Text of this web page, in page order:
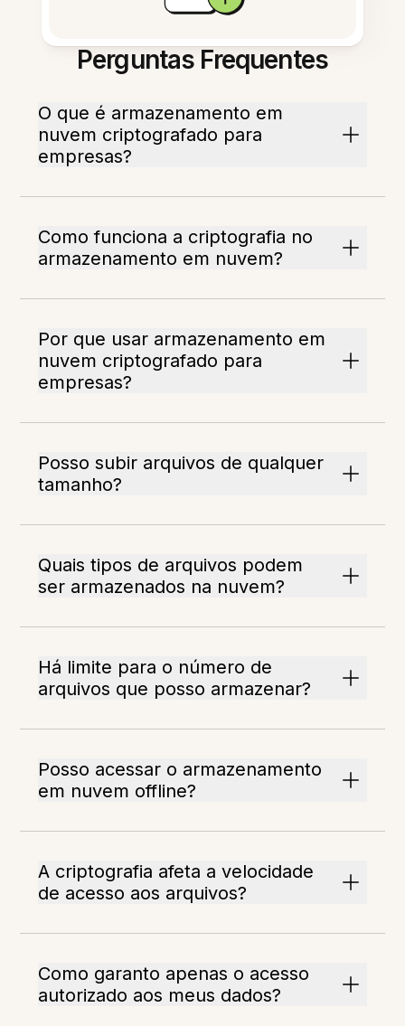
Perguntas Frequentes
O que é armazenamento em
nuvem criptografado para
empresas?
Como funciona a criptografia no
armazenamento em nuvem?
Por que usar armazenamento em
nuvem criptografado para
empresas?
Posso subir arquivos de qualquer
tamanho?
Quais tipos de arquivos podem
ser armazenados na nuvem?
Há limite para o número de
arquivos que posso armazenar?
Posso acessar o armazenamento
em nuvem offline?
A criptografia afeta a velocidade
de acesso aos arquivos?
Como garanto apenas o acesso
autorizado aos meus dados?